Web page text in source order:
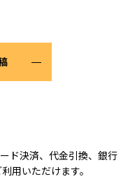
ド決済、代金引換、銀行
用いただけます。